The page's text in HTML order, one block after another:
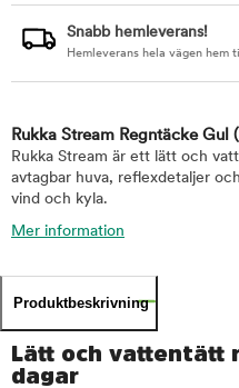
Snabb hemleverans!
Hemleverans hela vägen hem
Rukka Stream Regntäcke Gul
Rukka Stream är ett lätt och
avtagbar huva, reflexdetaljer
vind och kyla.
Mer information
Produktbeskrivning
Lätt och vattentätt
dagar